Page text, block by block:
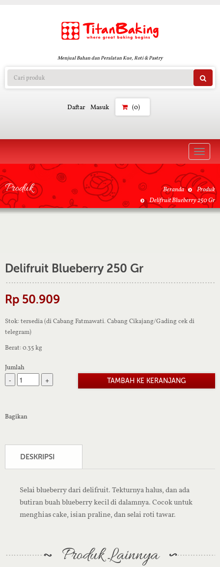
Menjual Bahan dan Peralatan Kue, Roti & Pastry
Daftar Masuk (0)
Toggle
Produk Beranda
Produk
Delifruit Blueberry 250 Gr
Delifruit Blueberry 250 Gr
Rp 50.909
Stok: tersedia (di Cabang Fatmawati. Cabang Cikajang/Gading cek di
telegram)
Berat: 0.35 kg
Jumlah
- +
Bagikan
DESKRIPSI
Selai blueberry dari delifruit. Tekturnya halus, dan ada
butiran buah blueberry kecil di dalamnya. Cocok untuk
menghias cake, isian praline, dan selai roti tawar.
Produk Lainnya